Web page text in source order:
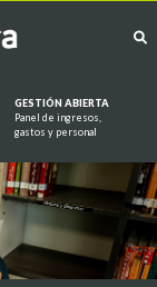
GESTIÓN ABIERTA
Panel de ingresos,
gastos y personal